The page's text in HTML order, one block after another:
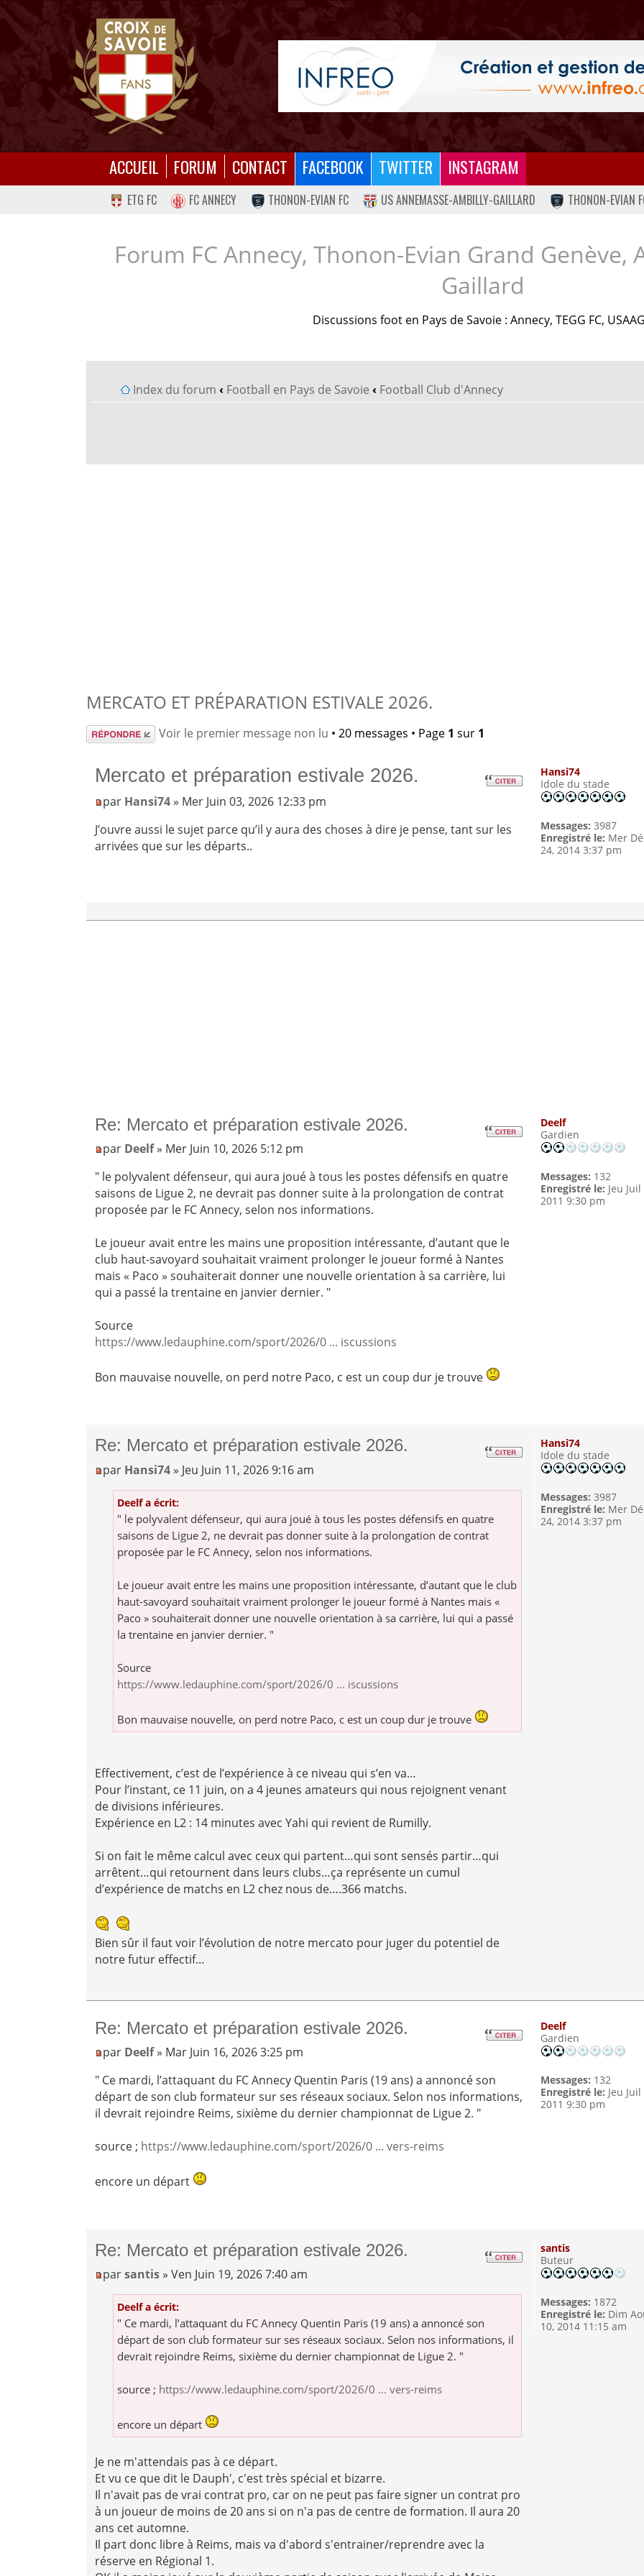
ACCUEIL FORUM CONTACT FACEBOOK TWITTER INSTAGRAM
ETG FC FC ANNECY THONON-EVIAN FC US ANNEMASSE-AMBILLY-GAILLARD THONON-EVIAN
Forum FC Annecy, Thonon-Evian Grand Genève,
Gaillard
Discussions foot en Pays de Savoie : Annecy, TEGG FC,
Index du forum ‹ Football en Pays de Savoie ‹ Football Club d'Annecy
MERCATO ET PRÉPARATION ESTIVALE 2026.
Répondre Voir le premier message non lu • 20 messages • Page 1 sur 1
Mercato et préparation estivale 2026.
par Hansi74» Mer Juin 03, 2026 12:33 pm
J’ouvre aussi le sujet parce qu’il y aura des choses à dire je pense, tant sur les
arrivées que sur les départs..
Hansi74
Idole du stade
Messages: 3987
Enregistré le: Mer
24, 2014 3:37 pm
Re: Mercato et préparation estivale 2026.
par Deelf» Mer Juin 10, 2026 5:12 pm
" le polyvalent défenseur, qui aura joué à tous les postes défensifs en quatre
saisons de Ligue 2, ne devrait pas donner suite à la prolongation de contrat
proposée par le FC Annecy, selon nos informations.
Le joueur avait entre les mains une proposition intéressante, d’autant que le
club haut-savoyard souhaitait vraiment prolonger le joueur formé à Nantes
mais « Paco » souhaiterait donner une nouvelle orientation à sa carrière, lui
qui a passé la trentaine en janvier dernier. "
Source
https://www.ledauphine.com/sport/2026/0 ... iscussions
Bon mauvaise nouvelle, on perd notre Paco, c est un coup dur je trouve
Deelf
Gardien
Messages: 132
Enregistré le: Jeu
2011 9:30 pm
Re: Mercato et préparation estivale 2026.
par Hansi74 » Jeu Juin 11, 2026 9:16 am
Deelf a écrit:
" le polyvalent défenseur, qui aura joué à tous les postes défensifs en quatre
saisons de Ligue 2, ne devrait pas donner suite à la prolongation de contrat
proposée par le FC Annecy, selon nos informations.
Le joueur avait entre les mains une proposition intéressante, d’autant que le club
haut-savoyard souhaitait vraiment prolonger le joueur formé à Nantes mais «
Paco » souhaiterait donner une nouvelle orientation à sa carrière, lui qui a passé
la trentaine en janvier dernier. "
Source
https://www.ledauphine.com/sport/2026/0 ... iscussions
Bon mauvaise nouvelle, on perd notre Paco, c est un coup dur je trouve
Effectivement, c’est de l’expérience à ce niveau qui s’en va…
Pour l’instant, ce 11 juin, on a 4 jeunes amateurs qui nous rejoignent venant
de divisions inférieures.
Expérience en L2 : 14 minutes avec Yahi qui revient de Rumilly.
Si on fait le même calcul avec ceux qui partent…qui sont sensés partir…qui
arrêtent…qui retournent dans leurs clubs…ça représente un cumul
d’expérience de matchs en L2 chez nous de….366 matchs.
Bien sûr il faut voir l’évolution de notre mercato pour juger du potentiel de
notre futur effectif…
Hansi74
Idole du stade
Messages: 3987
Enregistré le: Mer
24, 2014 3:37 pm
Re: Mercato et préparation estivale 2026.
par Deelf» Mar Juin 16, 2026 3:25 pm
" Ce mardi, l’attaquant du FC Annecy Quentin Paris (19 ans) a annoncé son
départ de son club formateur sur ses réseaux sociaux. Selon nos informations,
il devrait rejoindre Reims, sixième du dernier championnat de Ligue 2. "
source ; https://www.ledauphine.com/sport/2026/0 ... vers-reims
encore un départ
Deelf
Gardien
Messages: 132
Enregistré le: Jeu
2011 9:30 pm
Re: Mercato et préparation estivale 2026.
parsantis » Ven Juin 19, 2026 7:40 am
Deelf a écrit:
" Ce mardi, l’attaquant du FC Annecy Quentin Paris (19 ans) a annoncé son
départ de son club formateur sur ses réseaux sociaux. Selon nos informations, il
devrait rejoindre Reims, sixième du dernier championnat de Ligue 2. "
source ; https://www.ledauphine.com/sport/2026/0 ... vers-reims
encore un départ
Je ne m'attendais pas à ce départ.
Et vu ce que dit le Dauph', c'est très spécial et bizarre.
Il n'avait pas de vrai contrat pro, car on ne peut pas faire signer un contrat pro
à un joueur de moins de 20 ans si on n'a pas de centre de formation. Il aura 20
ans cet automne.
Il part donc libre à Reims, mais va d'abord s'entrainer/reprendre avec la
réserve en Régional 1.
santis
Buteur
Messages: 1872
Enregistré le: Dim
10, 2014 11:15 am